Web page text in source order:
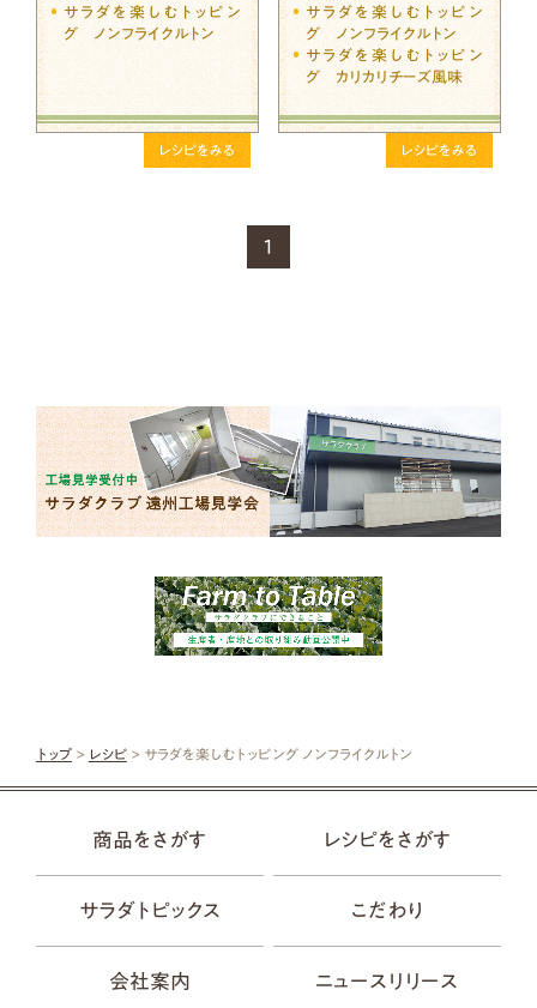
サラダを楽しむトッピン
グ ノンフライクルトン
レシピをみる
サラダを楽しむトッピン
グ ノンフライクルトン
サラダを楽しむトッピン
グ カリカリチーズ風味
レシピをみる
1
トップ> レシピ> サラダを楽しむトッピング ノンフライクルトン
商品をさがす レシピをさがす
サラダトピックス こだわり
会社案内 ニュースリリース